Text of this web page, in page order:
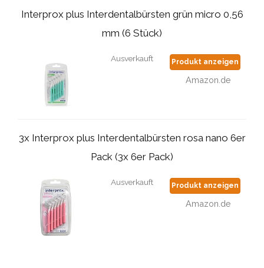
Interprox plus Interdentalbürsten grün micro 0,56
mm (6 Stück)
Ausverkauft Produkt anzeigen
Amazon.de
3x Interprox plus Interdentalbürsten rosa nano 6er
Pack (3x 6er Pack)
Ausverkauft Produkt anzeigen
Amazon.de